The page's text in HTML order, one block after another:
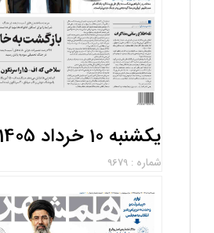
یکشنبه 10 خرداد 1405
شماره : 9679